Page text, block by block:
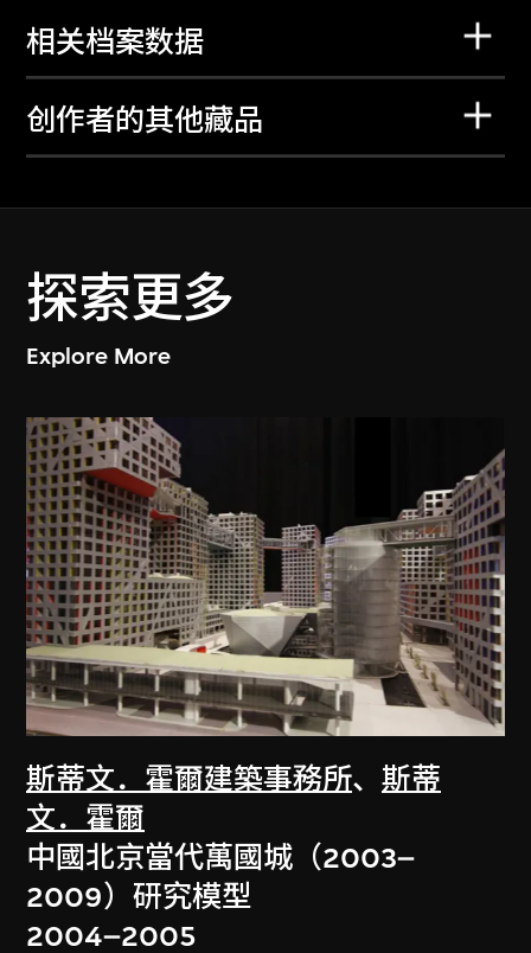
相关档案数据
创作者的其他藏品
探索更多
Explore More
斯蒂文．霍爾建築事務所、斯蒂
文．霍爾
中國北京當代萬國城（2003–
2009）研究模型
2004–2005